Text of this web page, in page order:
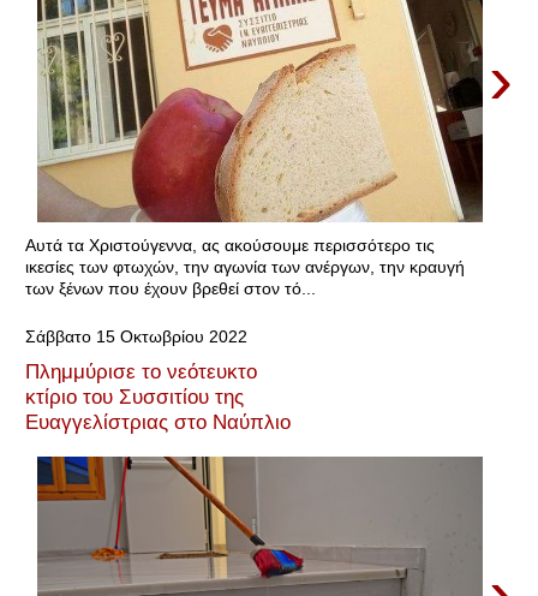
›
Αυτά τα Χριστούγεννα, ας ακούσουμε περισσότερο τις
ικεσίες των φτωχών, την αγωνία των ανέργων, την κραυγή
των ξένων που έχουν βρεθεί στον τό...
Σάββατο 15 Οκτωβρίου 2022
Πλημμύρισε το νεότευκτο
κτίριο του Συσσιτίου της
Ευαγγελίστριας στο Ναύπλιο